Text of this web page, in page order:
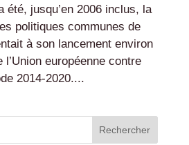
été, jusqu’en 2006 inclus, la
politiques communes de
à son lancement environ
l’Union européenne contre
2014-2020....
Rechercher